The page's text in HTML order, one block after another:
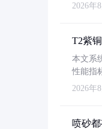
2026年
T2紫
本文系
性能指
2026年
喷砂